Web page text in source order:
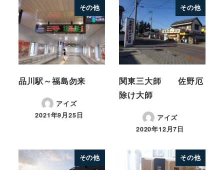
その他
品川駅～福島勿来
アイズ
2021年9月25日
その他
関東三大師 佐野厄
除け大師
アイズ
2020年12月7日
その他 その他